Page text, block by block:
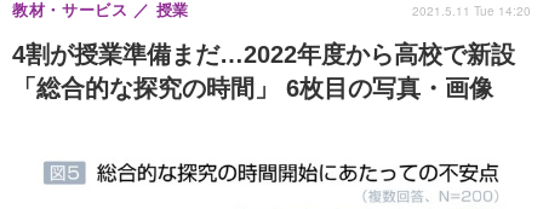
4割が授業準備まだ…2022年度から高校で新設
「総合的な探究の時間」 6枚目の写真・画像
教材・サービス 授業 2021.5.11 Tue 14:20